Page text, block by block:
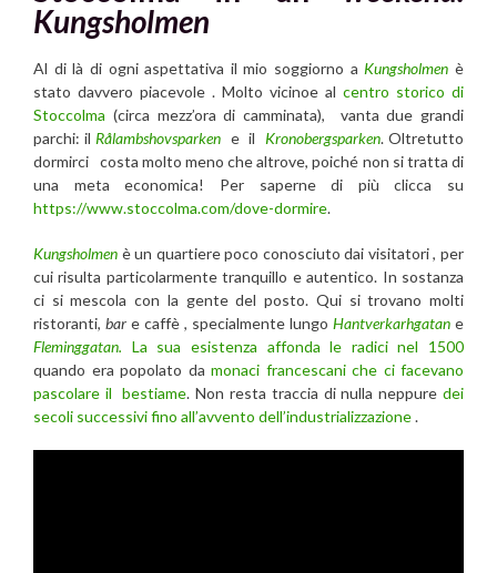
Kungsholmen
Al di là di ogni aspettativa il mio soggiorno a Kungsholmen è
stato davvero piacevole . Molto vicinoe al centro storico di
Stoccolma (circa mezz’ora di camminata), vanta due grandi
parchi: il Rålambshovsparken e il Kronobergsparken. Oltretutto
dormirci costa molto meno che altrove, poiché non si tratta di
una meta economica! Per saperne di più clicca su
https://www.stoccolma.com/dove-dormire.
Kungsholmen è un quartiere poco conosciuto dai visitatori , per
cui risulta particolarmente tranquillo e autentico. In sostanza
ci si mescola con la gente del posto. Qui si trovano molti
ristoranti, bar e caffè , specialmente lungo Hantverkarhgatan e
Fleminggatan. La sua esistenza affonda le radici nel 1500
quando era popolato da monaci francescani che ci facevano
pascolare il bestiame. Non resta traccia di nulla neppuredei
secoli successivi fino all’avvento dell’industrializzazione.